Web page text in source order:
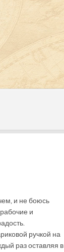
и не боюсь
и
ручкой на
раз оставляя в